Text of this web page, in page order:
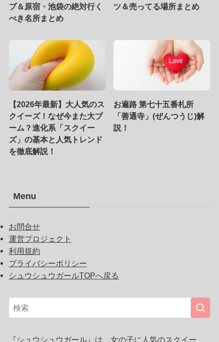
プ＆原宿・池袋の絶対行く
べき名所まとめ
ツ＆売ってる場所まとめ
【2026年最新】大人気のス
クイーズ！なぜ今また大ブ
ーム？進化系「スクイー
ズ」の基本と人気トレンド
を徹底解説！
お遍路 第七十五番札所
「善通寺」(ぜんつうじ)解
説！
Menu
お問合せ
運営プロジェクト
利用規約
プライバシーポリシー
シュウシュウガールTOPへ戻る
『シュウシュウガール』は、女の子に人気のスクイー